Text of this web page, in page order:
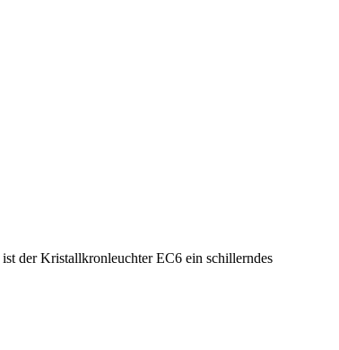
der Kristallkronleuchter EC6 ein schillerndes